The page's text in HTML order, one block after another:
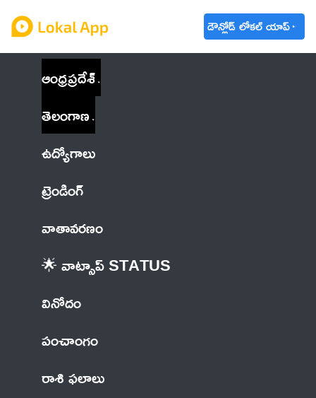
డౌన్లోడ్ లోకల్ యాప్
ఆంధ్రప్రదేశ్
తెలంగాణ
ఉద్యోగాలు
ట్రెండింగ్
వాతావరణం
🌟 వాట్సాప్ STATUS
వినోదం
పంచాంగం
రాశి ఫలాలు